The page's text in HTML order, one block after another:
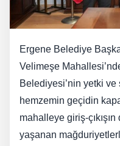
Ergene Belediye
Velimeşe
Belediyesi’nin yetki
hemzemin geçidin
mahalleye giriş-çıkışın
yaşanan